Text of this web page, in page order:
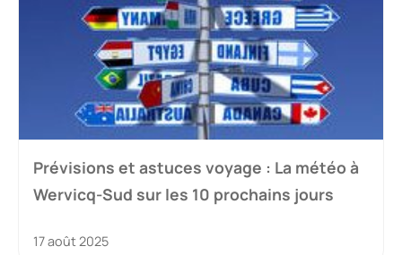
Prévisions et astuces voyage : La météo à
Wervicq-Sud sur les 10 prochains jours
17 août 2025